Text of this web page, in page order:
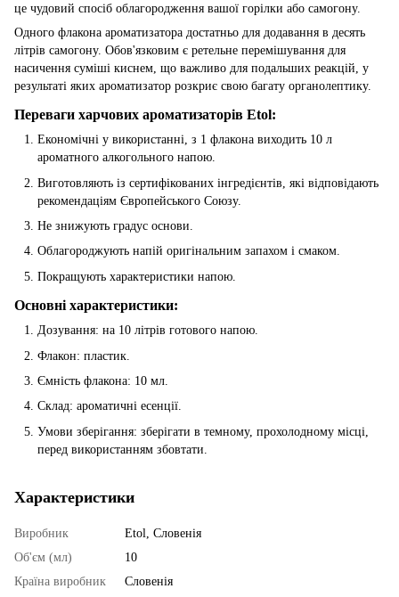
це чудовий спосіб облагородження вашої горілки або самогону.
Одного флакона ароматизатора достатньо для додавання в десять
літрів самогону. Обов'язковим є ретельне перемішування для
насичення суміші киснем, що важливо для подальших реакцій, у
результаті яких ароматизатор розкриє свою багату органолептику.
Переваги харчових ароматизаторів Etol:
Економічні у використанні, з 1 флакона виходить 10 л
ароматного алкогольного напою.
Виготовляють із сертифікованих інгредієнтів, які відповідають
рекомендаціям Європейського Союзу.
Не знижують градус основи.
Облагороджують напій оригінальним запахом і смаком.
Покращують характеристики напою.
Основні характеристики:
Дозування: на 10 літрів готового напою.
Флакон: пластик.
Ємність флакона: 10 мл.
Склад: ароматичні есенції.
Умови зберігання: зберігати в темному, прохолодному місці,
перед використанням збовтати.
Характеристики
Виробник
Etol, Словенія
Об'єм (мл)
10
Країна виробник
Словенія